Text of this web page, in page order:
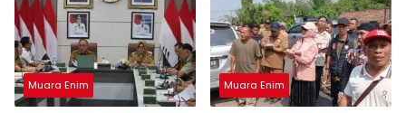
Muara Enim Muara Enim